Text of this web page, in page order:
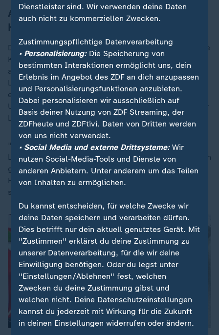
Akt drei: Mette-Marit - die kranke
Kronprinzessin
Doch es ist nicht sicher, dass es dazu kommt, denn die
Kronprinzessin ist schwer krank. Die 52-Jährige leidet
an Lungenfibrose, einer chronischen
Lungenerkrankung, die die Atmung zunehmend
erschwert. Letzte Woche gaben ihre Ärzte am
Universitätskrankenhaus bekannt, dass sie nun auf der
Liste für eine Transplantation stehe.
"Bei Lungenfunktions-Übungen sehen wir, dass ihre
Leistung allein in den letzten drei Monaten beträchtlich
gefallen ist. Das ist gefährlich", sagte ihr Arzt Are
Holm. Die Kronprinzessin muss nun jederzeit bereit
sein, kurzfristig ins Krankenhaus zu kommen.
Dienstleister sind. Wir verwenden deine Daten
auch nicht zu kommerziellen Zwecken.
Zustimmungspflichtige Datenverarbeitung
• Personalisierung:Die Speicherung von
bestimmten Interaktionen ermöglicht uns, dein
Erlebnis im Angebot des ZDF an dich anzupassen
und Personalisierungsfunktionen anzubieten.
Dabei personalisieren wir ausschließlich auf
Basis deiner Nutzung von ZDF Streaming, der
ZDFheute und ZDFtivi. Daten von Dritten werden
von uns nicht verwendet.
• Social Media und externe Drittsysteme:Wir
nutzen Social-Media-Tools und Dienste von
anderen Anbietern. Unter anderem um das Teilen
von Inhalten zu ermöglichen.
Du kannst entscheiden, für welche Zwecke wir
deine Daten speichern und verarbeiten dürfen.
Dies betrifft nur dein aktuell genutztes Gerät. Mit
"Zustimmen" erklärst du deine Zustimmung zu
unserer Datenverarbeitung, für die wir deine
Einwilligung benötigen. Oder du legst unter
"Einstellungen/Ablehnen" fest, welchen
Zwecken du deine Zustimmung gibst und
welchen nicht. Deine Datenschutzeinstellungen
kannst du jederzeit mit Wirkung für die Zukunft
in deinen Einstellungen widerrufen oder ändern.